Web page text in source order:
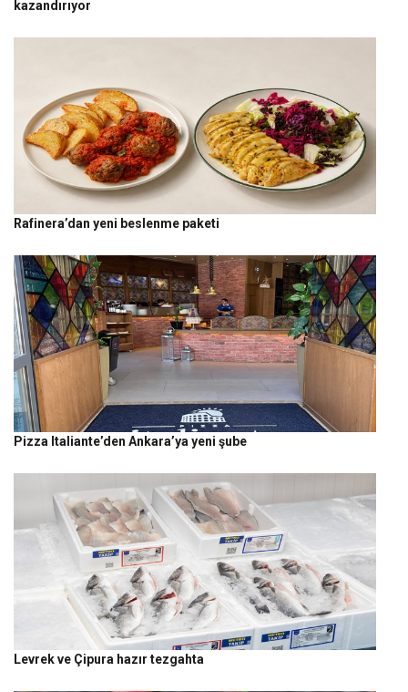
kazandırıyor
Rafinera’dan yeni beslenme paketi
Pizza Italiante’den Ankara’ya yeni şube
Levrek ve Çipura hazır tezgahta